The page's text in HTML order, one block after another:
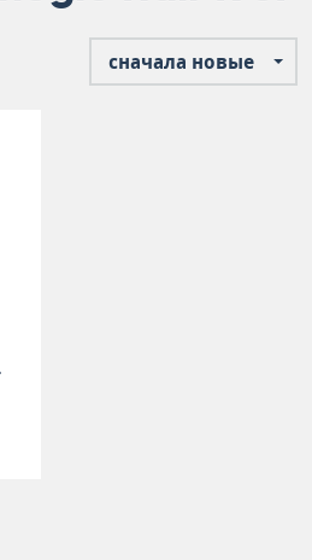
сначала новые